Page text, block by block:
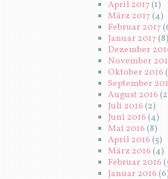
April 2017(1)
März 2017(4)
Februar 2017
Januar 2017(8)
Dezember
November
Oktober 2016
September
August 2016
Juli 2016(2)
Juni 2016(4)
Mai 2016(8)
April 2016(5)
März 2016(4)
Februar 2016
Januar 2016